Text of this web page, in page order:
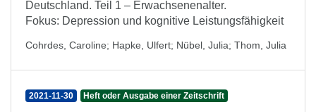
Deutschland. Teil 1 – Erwachsenenalter.
Fokus: Depression und kognitive Leistungsfähigkeit
Cohrdes, Caroline; Hapke, Ulfert; Nübel, Julia; Thom, Julia
2021-11-30 Heft oder Ausgabe einer Zeitschrift